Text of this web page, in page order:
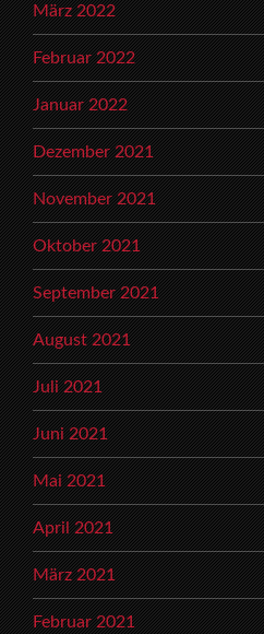
März 2022
Februar 2022
Januar 2022
Dezember 2021
November 2021
Oktober 2021
September 2021
August 2021
Juli 2021
Juni 2021
Mai 2021
April 2021
März 2021
Februar 2021